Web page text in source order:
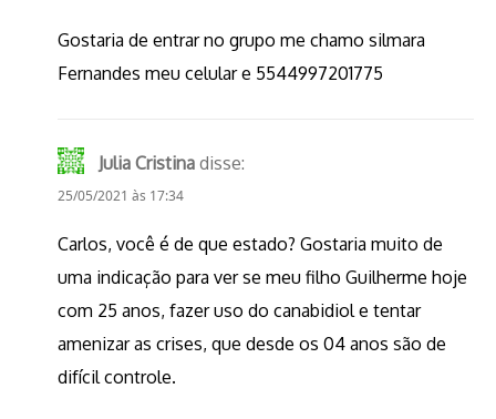
Gostaria de entrar no grupo me chamo silmara
Fernandes meu celular e 5544997201775
Julia Cristina disse:
25/05/2021 às 17:34
Carlos, você é de que estado? Gostaria muito de
uma indicação para ver se meu filho Guilherme hoje
com 25 anos, fazer uso do canabidiol e tentar
amenizar as crises, que desde os 04 anos são de
difícil controle.